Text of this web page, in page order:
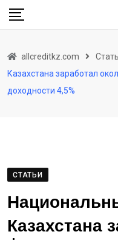
Skip
allcreditkz.com
Казахстана заработал
доходности 4,5%
СТАТЬИ
Казахстана